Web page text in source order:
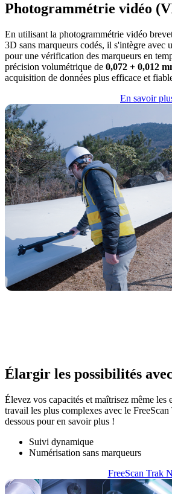
Photogrammétrie vidéo
En utilisant la photogrammétrie vidéo
3D sans marqueurs codés, il s'intègre avec
pour une vérification des marqueurs en
précision volumétrique de 0,072 + 0,012
acquisition de données plus efficace et
En savoir
Élargir les possibilités
Élevez vos capacités et maîtrisez même les
travail les plus complexes avec le
dessous pour en savoir plus !
Suivi dynamique
Numérisation sans marqueurs
FreeScan Trak